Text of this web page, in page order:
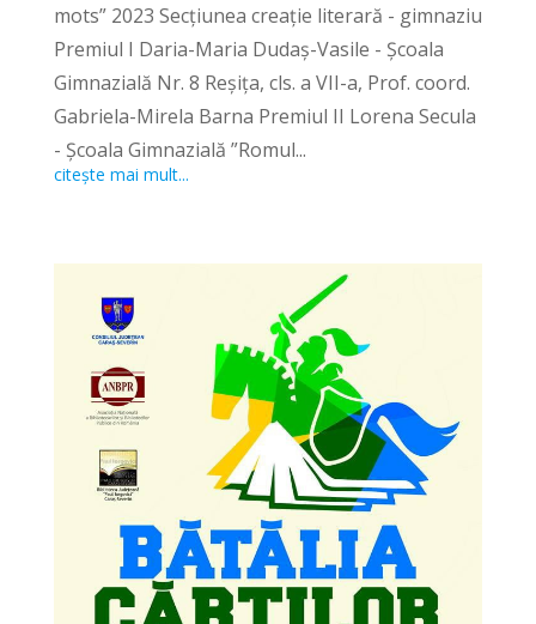
mots” 2023 Secțiunea creație literară - gimnaziu
Premiul I Daria-Maria Dudaș-Vasile - Școala
Gimnazială Nr. 8 Reșița, cls. a VII-a, Prof. coord.
Gabriela-Mirela Barna Premiul II Lorena Secula
- Școala Gimnazială ”Romul...
citește mai mult...